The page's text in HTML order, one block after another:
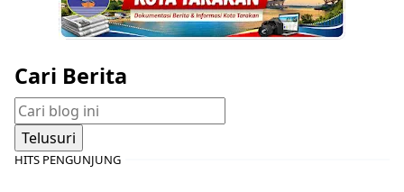
Cari Berita
HITS PENGUNJUNG